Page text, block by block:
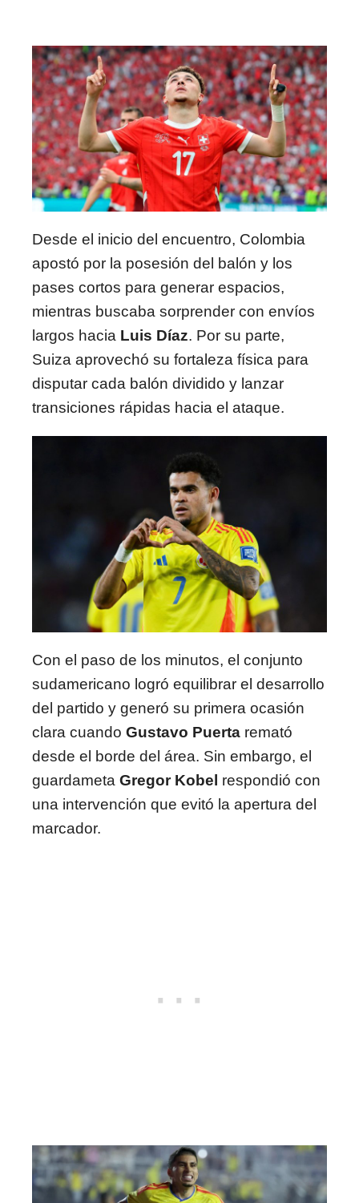
Desde el inicio del encuentro, Colombia
apostó por la posesión del balón y los
pases cortos para generar espacios,
mientras buscaba sorprender con envíos
largos hacia Luis Díaz. Por su parte,
Suiza aprovechó su fortaleza física para
disputar cada balón dividido y lanzar
transiciones rápidas hacia el ataque.
Con el paso de los minutos, el conjunto
sudamericano logró equilibrar el desarrollo
del partido y generó su primera ocasión
clara cuando Gustavo Puerta remató
desde el borde del área. Sin embargo, el
guardameta Gregor Kobel respondió con
una intervención que evitó la apertura del
marcador.